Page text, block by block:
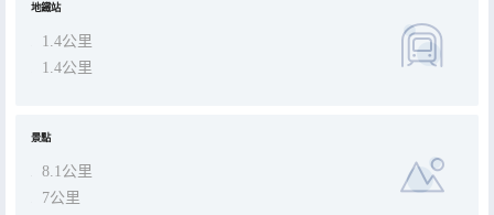
地鐵站
1.4公里
1.4公里
景點
8.1公里
7公里